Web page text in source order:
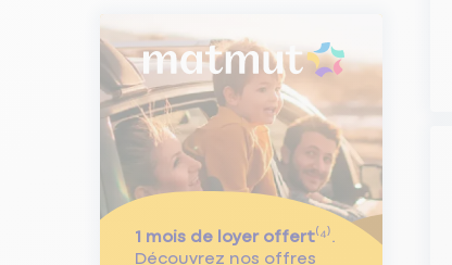
1 mois de loyer offert⁽⁴⁾.
Découvrez nos offres